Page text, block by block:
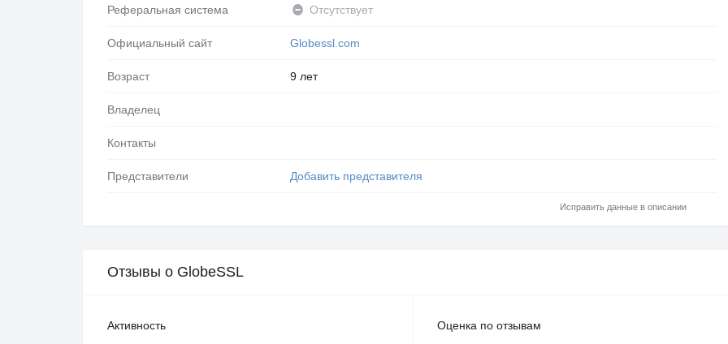
Реферальная система Отсутствует
Официальный сайт Globessl.com
Возраст 9 лет
Владелец
Контакты
Представители Добавить представителя
Исправить данные в описании
Отзывы о GlobeSSL
Активность Оценка по отзывам